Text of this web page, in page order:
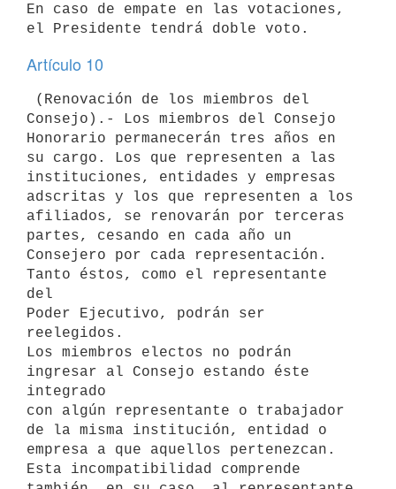
En caso de empate en las votaciones,
Artículo 10
Consejo).- Los miembros del Consejo
Honorario permanecerán tres años en
su cargo. Los que representen a las
instituciones, entidades y empresas
adscritas y los que representen a los
afiliados, se renovarán por terceras
partes, cesando en cada año un
Consejero por cada representación.
Tanto éstos, como el representante
del
Poder Ejecutivo, podrán ser
reelegidos.
Los miembros electos no podrán
ingresar al Consejo estando éste
integrado
con algún representante o trabajador
de la misma institución, entidad o
empresa a que aquellos pertenezcan.
Esta incompatibilidad comprende